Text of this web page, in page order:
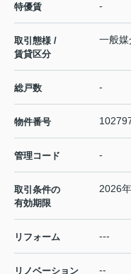
特優賃 -
取引態様 /
賃貸区分
一般
総戸数 -
物件番号
管理コード -
取引条件の
有効期限
2026
リフォーム ---
リノベーション --